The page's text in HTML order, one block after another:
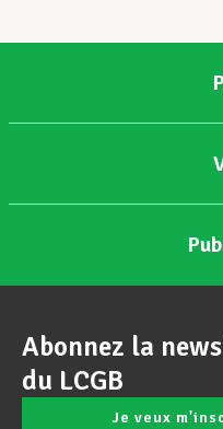
Abonnez la
du LCGB
Je veux